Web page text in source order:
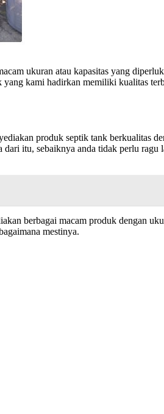
ukuran atau kapasitas yang
yang kami hadirkan memiliki kualitas
produk septik tank berkualitas
itu, sebaiknya anda tidak perlu
berbagai macam produk dengan
mestinya.